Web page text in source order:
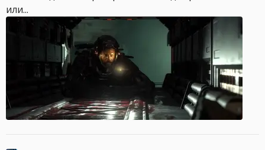
или...